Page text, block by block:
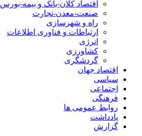
اقتصاد کلان-بانک و بیمه-بورس
صنعت-معدن-تجارت
راه و شهرسازی
ارتباطات و فناوری اطلاعات
انرژی
کشاورزی
گردشگری
اقتصاد جهان
سیاسی
اجتماعی
فرهنگی
روابط عمومی ها
یادداشت
گزارش